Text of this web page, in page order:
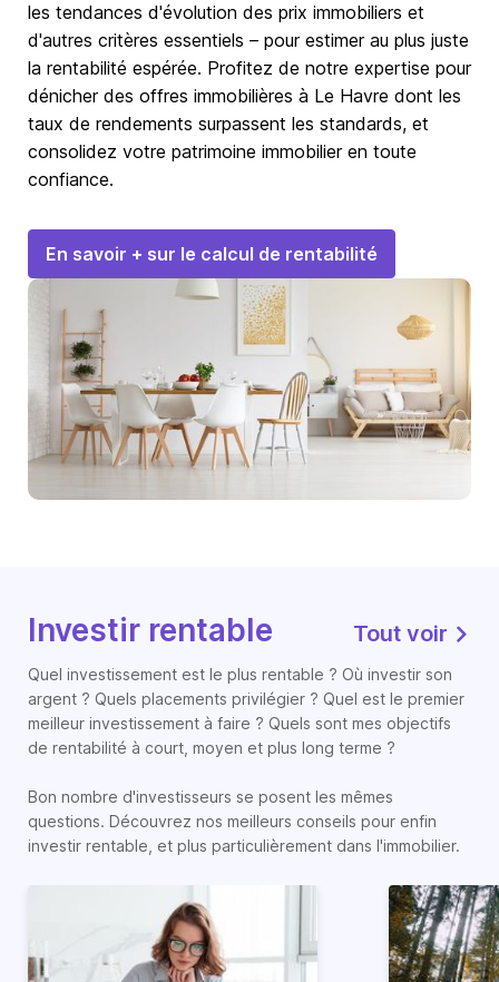
les tendances d'évolution des prix immobiliers et
d'autres critères essentiels – pour estimer au plus juste
la rentabilité espérée. Profitez de notre expertise pour
dénicher des offres immobilières à Le Havre dont les
taux de rendements surpassent les standards, et
consolidez votre patrimoine immobilier en toute
confiance.
En savoir + sur le calcul de rentabilité
Investir rentable Tout voir
Quel investissement est le plus rentable ? Où investir son
argent ? Quels placements privilégier ? Quel est le premier
meilleur investissement à faire ? Quels sont mes objectifs
de rentabilité à court, moyen et plus long terme ?
Bon nombre d'investisseurs se posent les mêmes
questions. Découvrez nos meilleurs conseils pour enfin
investir rentable, et plus particulièrement dans l'immobilier.